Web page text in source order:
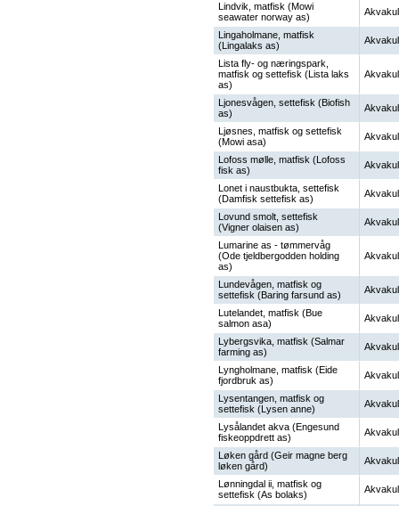
Lindvik, matfisk (Mowi
seawater norway as)
Lingaholmane, matfisk
(Lingalaks as)
Lista fly- og næringspark,
matfisk og settefisk (Lista laks
as)
Ljonesvågen, settefisk (Biofish
as)
Ljøsnes, matfisk og settefisk
(Mowi asa)
Lofoss mølle, matfisk (Lofoss
fisk as)
Lonet i naustbukta, settefisk
(Damfisk settefisk as)
Lovund smolt, settefisk
(Vigner olaisen as)
Lumarine as - tømmervåg
(Ode tjeldbergodden holding
as)
Lundevågen, matfisk og
settefisk (Baring farsund as)
Lutelandet, matfisk (Bue
salmon asa)
Lybergsvika, matfisk (Salmar
farming as)
Lyngholmane, matfisk (Eide
fjordbruk as)
Lysentangen, matfisk og
settefisk (Lysen anne)
Lysålandet akva (Engesund
fiskeoppdrett as)
Løken gård (Geir magne berg
løken gård)
Lønningdal ii, matfisk og
settefisk (As bolaks)